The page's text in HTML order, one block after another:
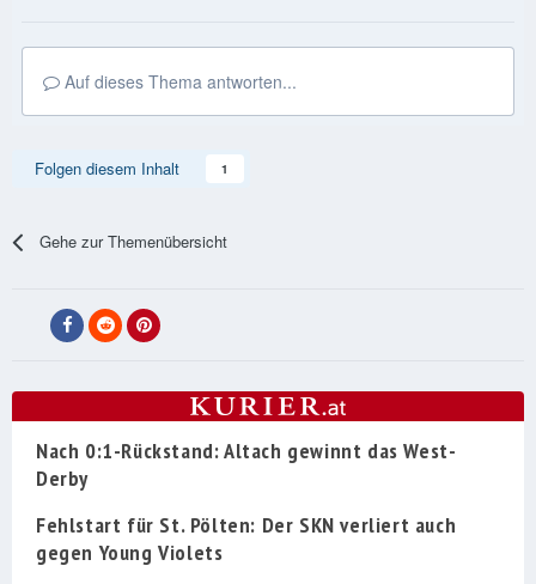
Auf dieses Thema antworten...
Folgen diesem Inhalt 1
Gehe zur Themenübersicht
Nach 0:1-Rückstand: Altach gewinnt das West-
Derby
Fehlstart für St. Pölten: Der SKN verliert auch
gegen Young Violets